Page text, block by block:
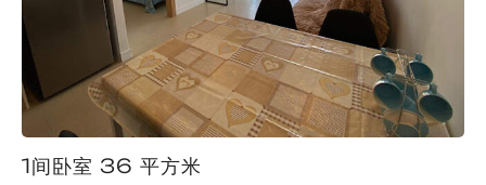
1间卧室 36 平方米